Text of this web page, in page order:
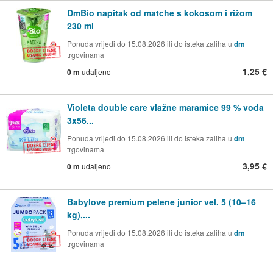
DmBio napitak od matche s kokosom i rižom
230 ml
Ponuda vrijedi do 15.08.2026 ili do isteka zaliha u dm
trgovinama
0 m udaljeno 1,25 €
Violeta double care vlažne maramice 99 % voda
3x56...
Ponuda vrijedi do 15.08.2026 ili do isteka zaliha u dm
trgovinama
0 m udaljeno 3,95 €
Babylove premium pelene junior vel. 5 (10–16
kg),...
Ponuda vrijedi do 15.08.2026 ili do isteka zaliha u dm
trgovinama